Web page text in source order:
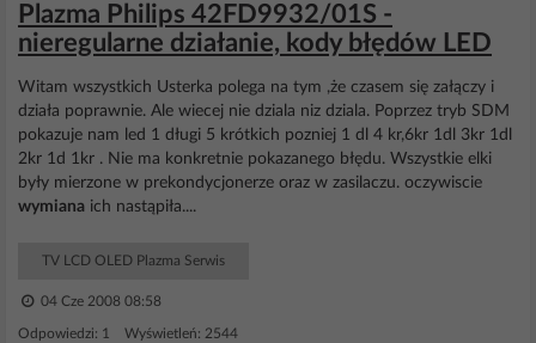
Plazma Philips 42FD9932/01S -
nieregularne działanie, kody błędów LED
Witam wszystkich Usterka polega na tym ,że czasem się załączy i
działa poprawnie. Ale wiecej nie dziala niz dziala. Poprzez tryb SDM
pokazuje nam led 1 długi 5 krótkich pozniej 1 dl 4 kr,6kr 1dl 3kr 1dl
2kr 1d 1kr . Nie ma konkretnie pokazanego błędu. Wszystkie elki
były mierzone w prekondycjonerze oraz w zasilaczu. oczywiscie
wymiana ich nastąpiła....
TV LCD OLED Plazma Serwis
04 Cze 2008 08:58
Odpowiedzi: 1 Wyświetleń: 2544